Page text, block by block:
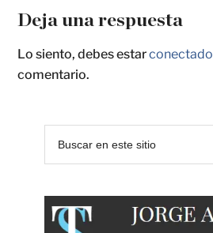
Deja una respuesta
Lo siento, debes estarconectado
comentario.